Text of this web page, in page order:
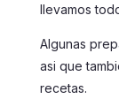
llevamos
Algunas
asi que
recetas.